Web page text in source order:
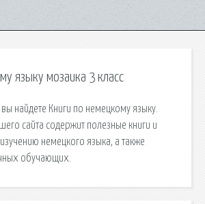
языку мозаика 3 класс
найдете Книги по немецкому языку.
сайта содержит полезные книги и
немецкого языка, а также
обучающих.